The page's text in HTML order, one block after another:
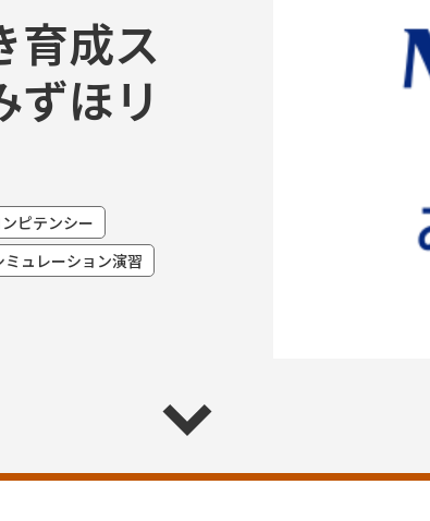
育成ス
ずほリ
ピテンシー
ミュレーション演習